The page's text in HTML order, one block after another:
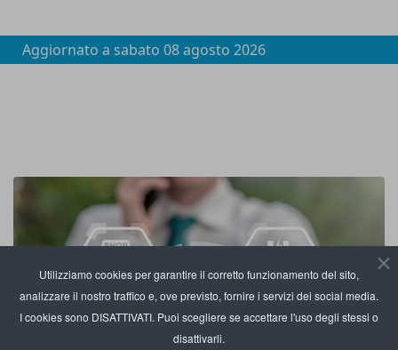
Utilizziamo cookies per garantire il corretto funzionamento del sito,
analizzare il nostro traffico e, ove previsto, fornire i servizi dei social media.
I cookies sono DISATTIVATI. Puoi scegliere se accettare l'uso degli stessi o
disattivarli.
Aggiornato a sabato 08 agosto 2026